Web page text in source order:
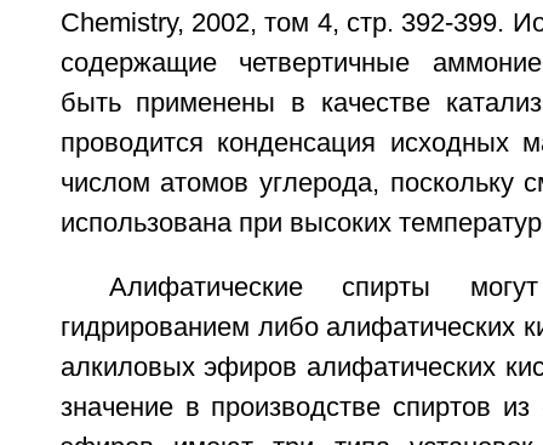
Chemistry, 2002, том 4, стр. 392-399.
содержащие четвертичные
быть применены в качестве
проводится конденсация исходных
числом атомов углерода, поскольку
использована при высоких
Алифатические спирты
гидрированием либо алифатических
алкиловых эфиров алифатических
значение в производстве спиртов